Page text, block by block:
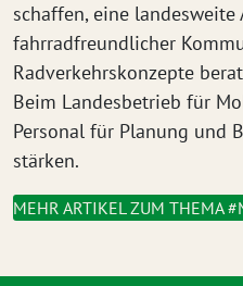
schaffen, eine
fahrradfreundlicher
Radverkehrskonzepte
Beim Landesbetrieb für
Personal für Planung und
stärken.
MEHR ARTIKEL ZUM THEMA